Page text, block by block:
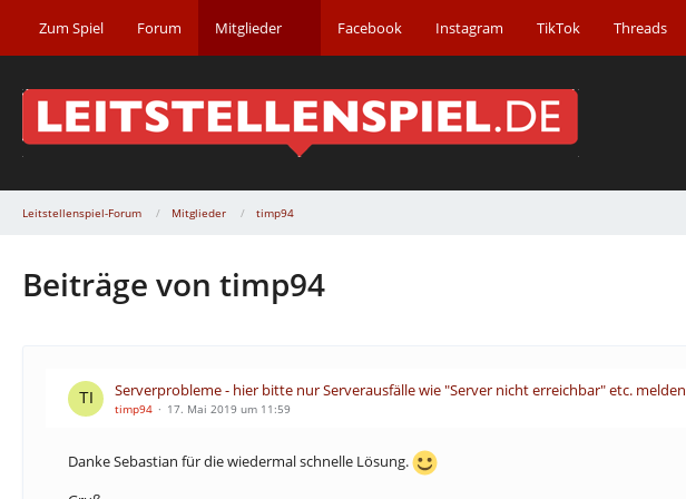
Zum Spiel Forum Mitglieder Facebook Instagram TikTok Threads
Leitstellenspiel-Forum Mitglieder timp94
Beiträge von timp94
Serverprobleme - hier bitte nur Serverausfälle wie "Server nicht erreichbar" etc. melden
timp94 17. Mai 2019 um 11:59
Danke Sebastian für die wiedermal schnelle Lösung.